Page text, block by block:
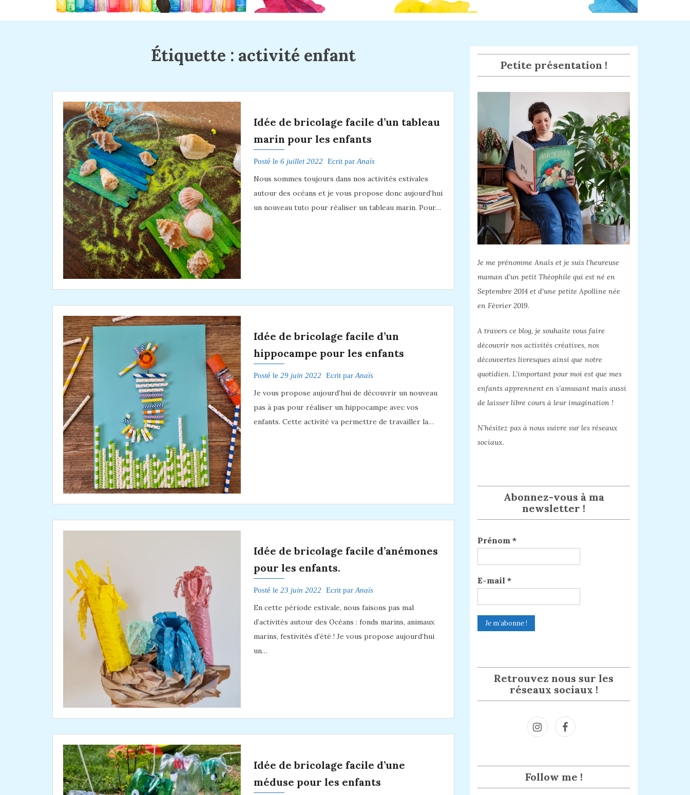
Étiquette : activité enfant
Idée de bricolage facile d’un tableau
marin pour les enfants
Posté le 6 juillet 2022 Ecrit par Anaïs
Nous sommes toujours dans nos activités estivales
autour des océans et je vous propose donc aujourd’hui
un nouveau tuto pour réaliser un tableau marin. Pour…
Idée de bricolage facile d’un
hippocampe pour les enfants
Posté le 29 juin 2022 Ecrit par Anaïs
Je vous propose aujourd’hui de découvrir un nouveau
pas à pas pour réaliser un hippocampe avec vos
enfants. Cette activité va permettre de travailler la…
Idée de bricolage facile d’anémones
pour les enfants.
Posté le 23 juin 2022 Ecrit par Anaïs
En cette période estivale, nous faisons pas mal
d’activités autour des Océans : fonds marins, animaux
marins, festivités d’été ! Je vous propose aujourd’hui
un…
Idée de bricolage facile d’une
méduse pour les enfants
Petite présentation !
Je me prénomme Anaïs et je suis l’heureuse
maman d’un petit Théophile qui est né en
Septembre 2014 et d’une petite Apolline née
en Février 2019.
A travers ce blog, je souhaite vous faire
découvrir nos activités créatives, nos
découvertes livresques ainsi que notre
quotidien. L’important pour moi est que mes
enfants apprennent en s’amusant mais aussi
de laisser libre cours à leur imagination !
N’hésitez pas à nous suivre sur les réseaux
sociaux.
Abonnez-vous à ma
newsletter !
Prénom *
E-mail *
Retrouvez nous sur les
réseaux sociaux !
m
Follow me !